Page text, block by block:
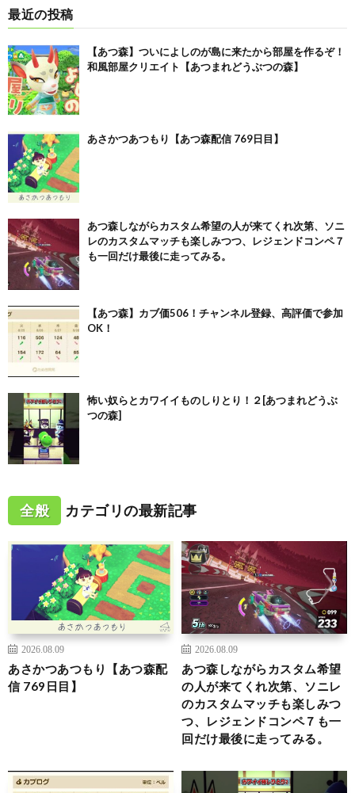
最近の投稿
【あつ森】ついによしのが島に来たから部屋を作るぞ！
和風部屋クリエイト【あつまれどうぶつの森】
あさかつあつもり【あつ森配信 769日目】
あつ森しながらカスタム希望の人が来てくれ次第、ソニ
レのカスタムマッチも楽しみつつ、レジェンドコンペ７
も一回だけ最後に走ってみる。
【あつ森】カブ価506！チャンネル登録、高評価で参加
OK！
怖い奴らとカワイイものしりとり！２[あつまれどうぶ
つの森]
全般 カテゴリの最新記事
2026.08.09
あさかつあつもり【あつ森配
信 769日目】
2026.08.09
あつ森しながらカスタム希望
の人が来てくれ次第、ソニレ
のカスタムマッチも楽しみつ
つ、レジェンドコンペ７も一
回だけ最後に走ってみる。